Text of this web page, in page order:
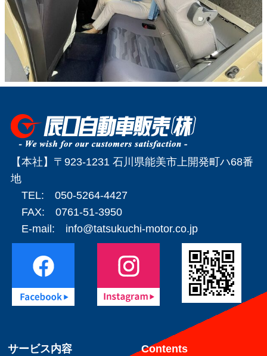
【本社】〒923-1231 石川県能美市上開発町ハ68番
地
TEL: 050-5264-4427
FAX: 0761-51-3950
E-mail: info@tatsukuchi-motor.co.jp
サービス内容
Contents